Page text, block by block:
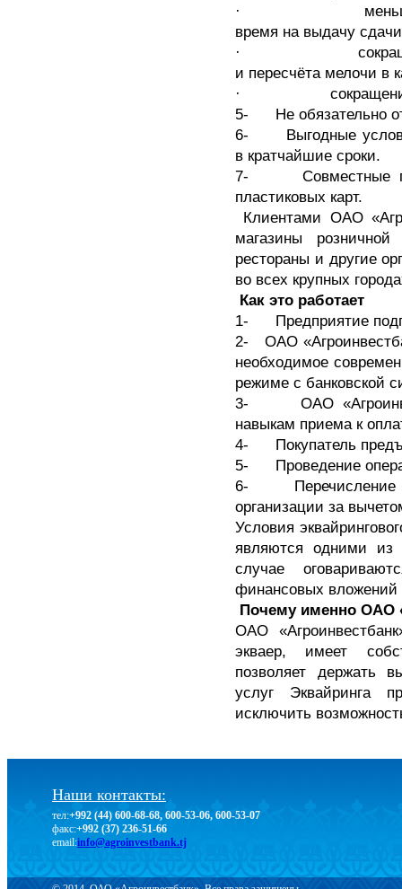
· меньше
время на выдачу
· сокращение
и пересчёта мелочи в
· сокращение
5- Не обязательно
6- Выгодные
в кратчайшие сроки.
7- Совместные
пластиковых карт.
Клиентами ОАО
магазины розничной
рестораны и другие
во всех крупных
Как это работает
1- Предприятие
2- ОАО
необходимое
режиме с банковской
3- ОАО
навыкам приема к
4- Покупатель
5- Проведение
6- Перечисление
организации за
Условия
являются одними
случае
финансовых вложений
Почему именно ОАО
ОАО
экваер, имеет
позволяет держать
услуг Эквайринга
исключить
Наши контакты:
тел:+992 (44) 600-68-68, 600-53-06, 600-53-07
факс:+992 (37) 236-51-66
email:info@agroinvestbank.tj